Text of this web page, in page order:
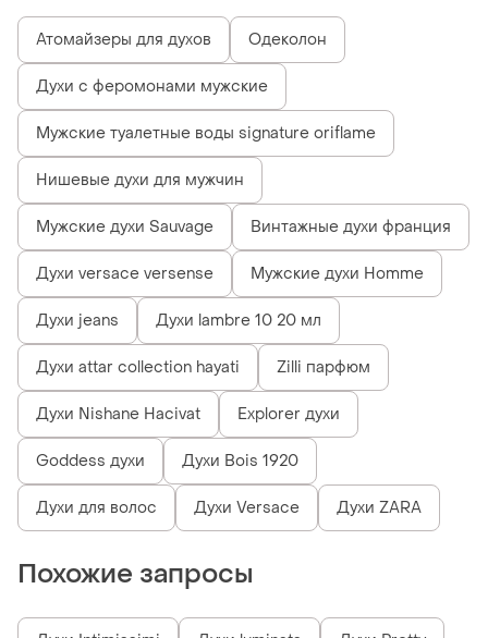
Атомайзеры для духов Одеколон
Духи с феромонами мужские
Мужские туалетные воды signature oriflame
Нишевые духи для мужчин
Мужские духи Sauvage Винтажные духи франция
Духи versace versense Мужские духи Homme
Духи jeans Духи lambre 10 20 мл
Духи attar collection hayati Zilli парфюм
Духи Nishane Hacivat Explorer духи
Goddess духи Духи Bois 1920
Духи для волос Духи Versace Духи ZARA
Похожие запросы